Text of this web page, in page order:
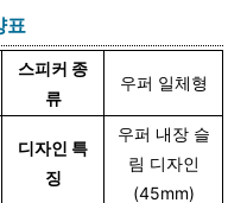
표
스피커 종
류
우퍼 일체형
디자인 특
징
우퍼 내장 슬
림 디자인
(45mm)